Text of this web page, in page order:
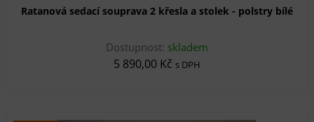
Ratanová sedací souprava 2 křesla a stolek - polstry bílé
Dostupnost: skladem
5 890,00 Kč s DPH